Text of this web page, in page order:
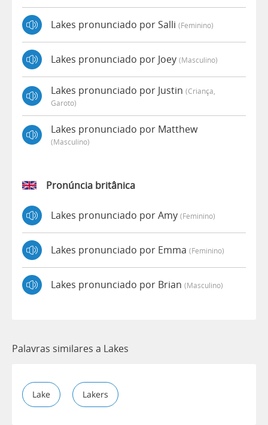
Lakes pronunciado por Salli (feminino)
Lakes pronunciado por Joey (masculino)
Lakes pronunciado por Justin (criança,
Garoto)
Lakes pronunciado por Matthew
(masculino)
Pronúncia britânica
Lakes pronunciado por Amy (feminino)
Lakes pronunciado por Emma (feminino)
Lakes pronunciado por Brian (masculino)
Palavras similares a Lakes
Lake Lakers